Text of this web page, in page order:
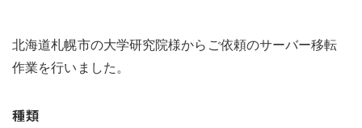
北海道札幌市の大学研究院様からご依頼のサーバー移転
作業を行いました。
種類